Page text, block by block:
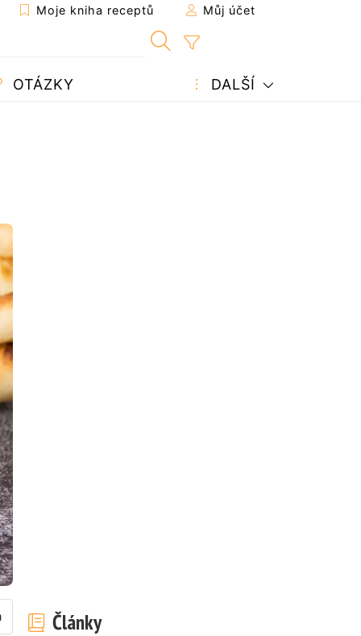
Moje kniha receptů Můj účet
OTÁZKY DALŠÍ
Články